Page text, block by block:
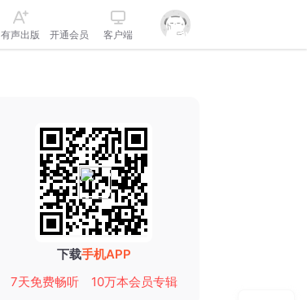
有声出版 开通会员 客户端
下载手机APP
7天免费畅听
10万本会员专辑